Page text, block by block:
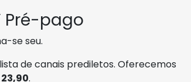
Pré-pago
se seu.
de canais prediletos. Oferecemos
23,90.